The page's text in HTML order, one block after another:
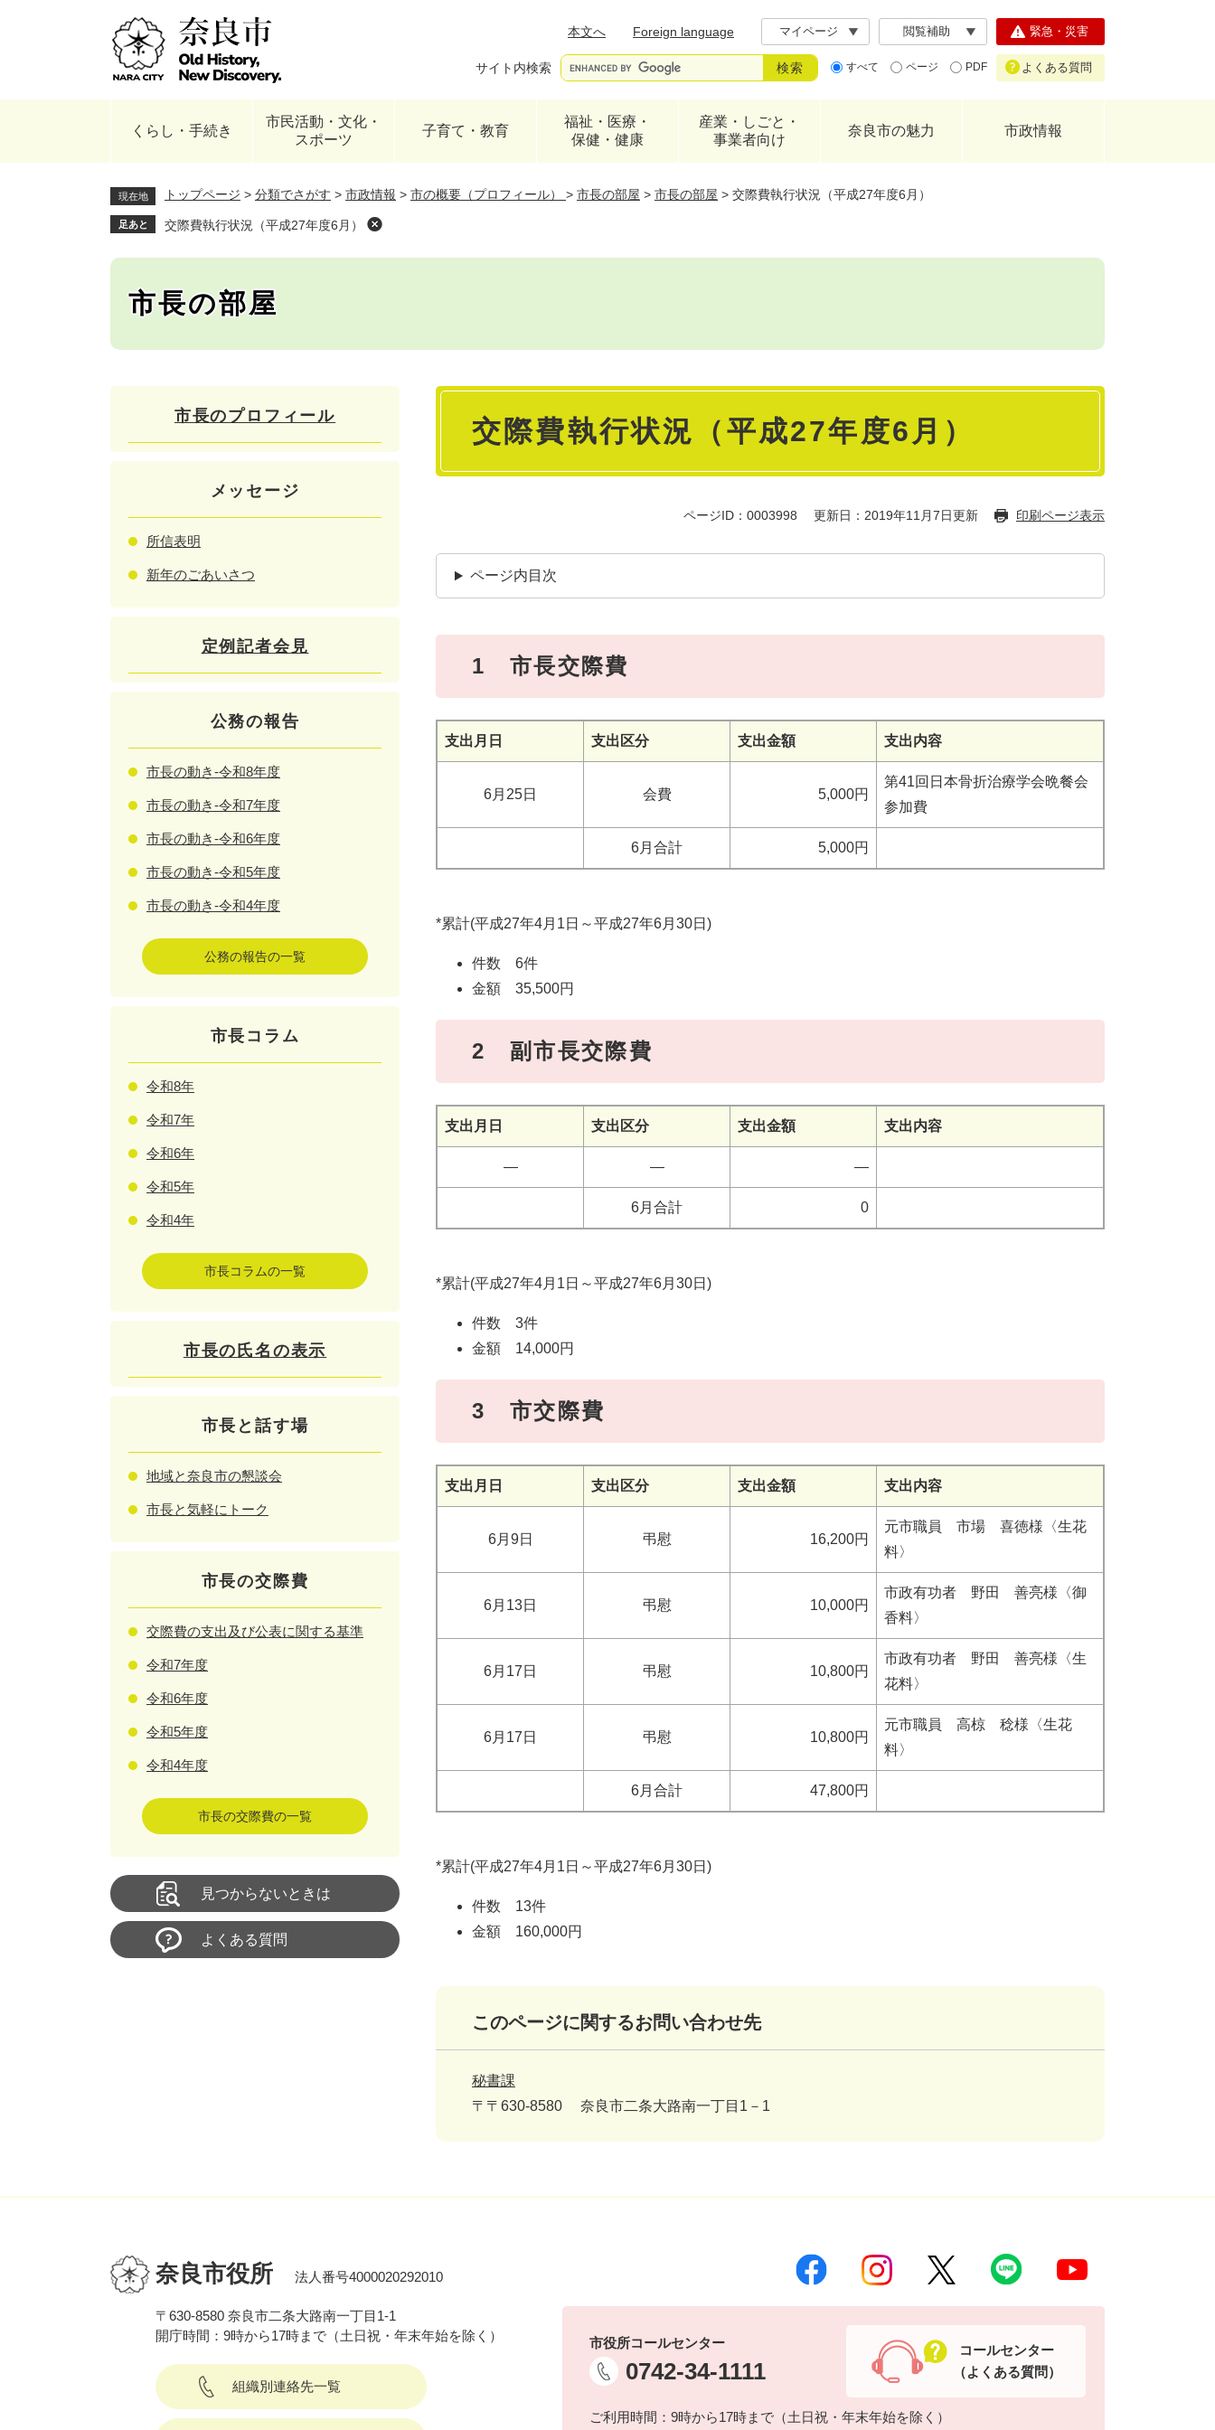
本文へ
Foreign language マイページ 閲覧補助
サイト内検索 すべて ページ PDF
緊急・災害
よくある質問
くらし・手続き
市民活動・文化・
スポーツ
子育て・教育
福祉・医療・
保健・健康
産業・しごと・
事業者向け
奈良市の魅力 市政情報
現在地 トップページ > 分類でさがす > 市政情報 > 市の概要（プロフィール） > 市長の部屋 > 市長の部屋 > 交際費執行状況（平成27年度6月）
足あと 交際費執行状況（平成27年度6月）
市長の部屋
本
交際費執行状況（平成27年度6月）
ページID：0003998 更新日：2019年11月7日更新 印刷ページ表示
ページ内目次
1 市長交際費
支出月日 支出区分 支出金額 支出内容
6月25日 会費 5,000円
第41回日本骨折治療学会晩餐会
参加費
6月合計 5,000円
*累計(平成27年4月1日～平成27年6月30日)
件数 6件
金額 35,500円
2 副市長交際費
支出月日 支出区分 支出金額 支出内容
― ― ―
6月合計 0
*累計(平成27年4月1日～平成27年6月30日)
件数 3件
金額 14,000円
3 市交際費
支出月日 支出区分 支出金額 支出内容
6月9日 弔慰 16,200円
元市職員 市場 喜徳様〈生花
料〉
6月13日 弔慰 10,000円
市政有功者 野田 善亮様〈御
香料〉
6月17日 弔慰 10,800円
市政有功者 野田 善亮様〈生
花料〉
6月17日 弔慰 10,800円
元市職員 高椋 稔様〈生花
料〉
6月合計 47,800円
*累計(平成27年4月1日～平成27年6月30日)
件数 13件
金額 160,000円
このページに関するお問い合わせ先
秘書課
〒〒630-8580
奈良市二条大路南一丁目1－1
市長のプロフィール
メッセージ
所信表明
新年のごあいさつ
定例記者会見
公務の報告
市長の動き-令和8年度
市長の動き-令和7年度
市長の動き-令和6年度
市長の動き-令和5年度
市長の動き-令和4年度
公務の報告の一覧
市長コラム
令和8年
令和7年
令和6年
令和5年
令和4年
市長コラムの一覧
市長の氏名の表示
市長と話す場
地域と奈良市の懇談会
市長と気軽にトーク
市長の交際費
交際費の支出及び公表に関する基準
令和7年度
令和6年度
令和5年度
令和4年度
市長の交際費の一覧
見つからないときは
よくある質問
奈良市役所 法人番号4000020292010
〒630-8580 奈良市二条大路南一丁目1-1
開庁時間：9時から17時まで（土日祝・年末年始を除く）
組織別連絡先一覧
市役所コールセンター
0742-34-1111
ご利用時間：9時から17時まで（土日祝・年末年始を除く）
コールセンター
（よくある質問）